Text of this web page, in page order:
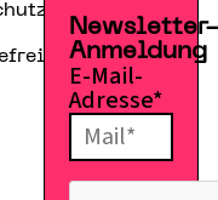
Anmeldung
E-Mail-
Adresse*